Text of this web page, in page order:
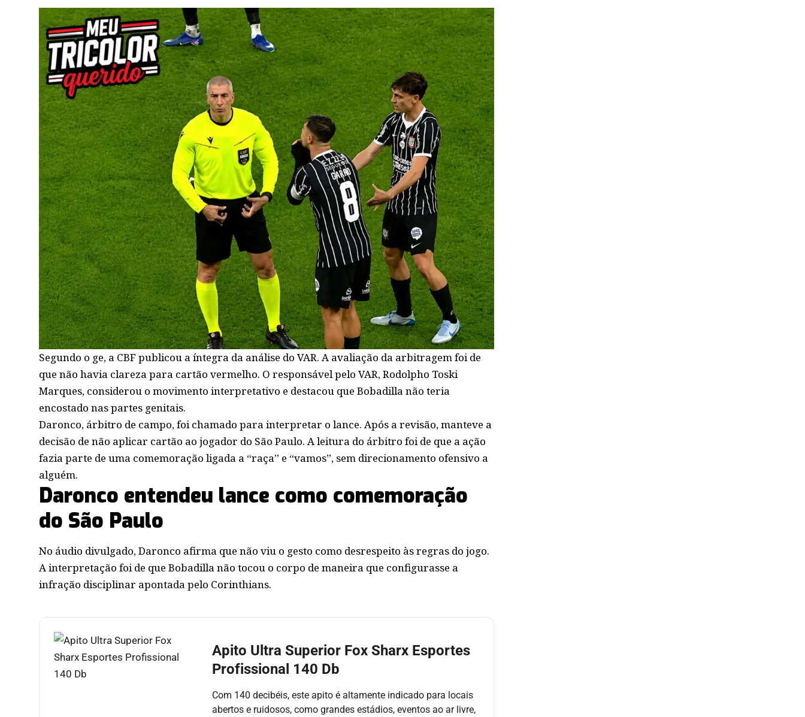
Segundo o ge, a CBF publicou a íntegra da análise do VAR. A avaliação da arbitragem foi de
que não havia clareza para cartão vermelho. O responsável pelo VAR, Rodolpho Toski
Marques, considerou o movimento interpretativo e destacou que Bobadilla não teria
encostado nas partes genitais.
Daronco, árbitro de campo, foi chamado para interpretar o lance. Após a revisão, manteve a
decisão de não aplicar cartão ao jogador do São Paulo. A leitura do árbitro foi de que a ação
fazia parte de uma comemoração ligada a “raça” e “vamos”, sem direcionamento ofensivo a
alguém.
Daronco entendeu lance como comemoração
do São Paulo
No áudio divulgado, Daronco afirma que não viu o gesto como desrespeito às regras do jogo.
A interpretação foi de que Bobadilla não tocou o corpo de maneira que configurasse a
infração disciplinar apontada pelo Corinthians.
Apito Ultra Superior Fox Sharx Esportes
Profissional 140 Db
Com 140 decibéis, este apito é altamente indicado para locais
abertos e ruidosos, como grandes estádios, eventos ao ar livre,